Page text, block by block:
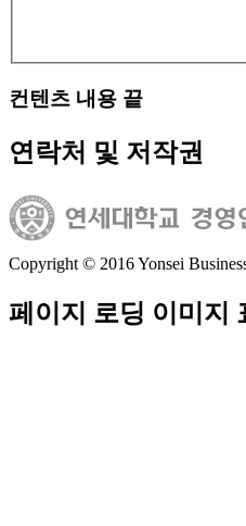
컨텐츠 내용 끝
연락처 및 저작권
Copyright © 2016 Yonsei
페이지 로딩 이미지